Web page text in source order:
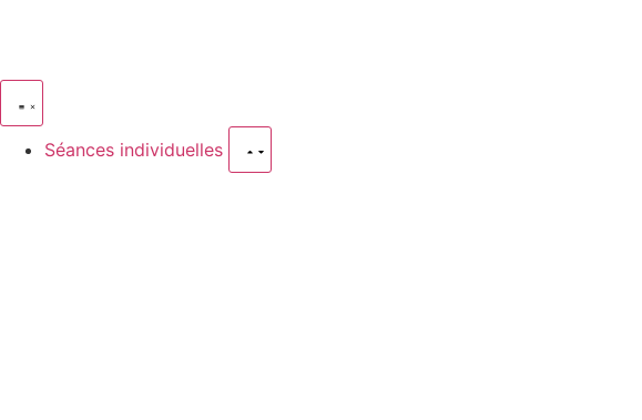
Séances individuelles